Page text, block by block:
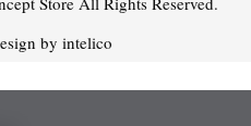
by intelico